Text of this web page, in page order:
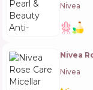
Nivea
Nivea
Nivea